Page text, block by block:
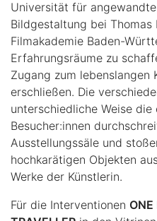
Universität für
Bildgestaltung bei Thomas
Filmakademie Baden-
Erfahrungsräume zu
Zugang zum lebenslangen
erschließen. Die
unterschiedliche Weise die
Besucher:innen
Ausstellungssäle und
hochkarätigen Objekten
Werke der Künstlerin.
Für die Interventionen